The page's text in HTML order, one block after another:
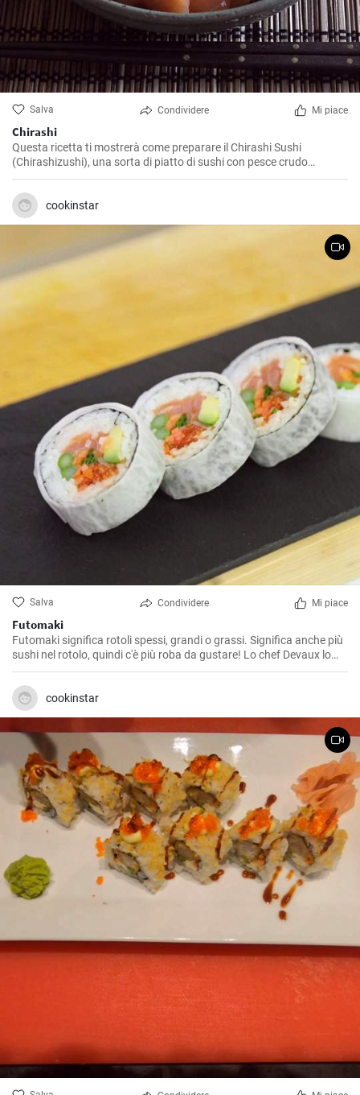
Salva Condividere Mi piace
Chirashi
Questa ricetta ti mostrerà come preparare il Chirashi Sushi
(Chirashizushi), una sorta di piatto di sushi con pesce crudo
Sashimi a fette sottili e adagiato su un letto di riso per sushi.
cookinstar
Salva Condividere Mi piace
Futomaki
Futomaki significa rotoli spessi, grandi o grassi. Significa anche più
sushi nel rotolo, quindi c'è più roba da gustare! Lo chef Devaux lo
avvolge in una sfoglia di daikon, rendendolo ancora più bello e
gustoso!
cookinstar